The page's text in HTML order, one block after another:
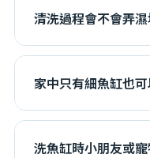
提供魚缸尺寸、魚種
清洗過程會不會弄濕
技師會使用保護墊及
爽。若魚缸旁邊是木
家中只有細魚缸也
可以。小型魚缸同樣
魚量多或水體少的缸
洗魚缸時小朋友或